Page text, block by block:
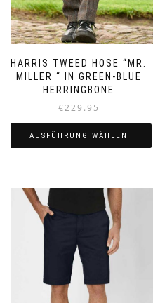
HARRIS TWEED HOSE “MR.
MILLER “ IN GREEN-BLUE
HERRINGBONE
€229.95
AUSFÜHRUNG WÄHLEN
weist
mehrere
Varianten
Die
Optionen
können
auf